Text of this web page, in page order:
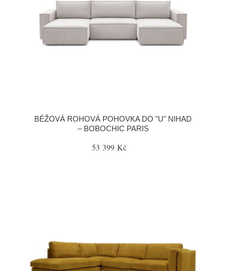
BÉŽOVÁ ROHOVÁ POHOVKA DO "U" NIHAD
– BOBOCHIC PARIS
53 399 Kč